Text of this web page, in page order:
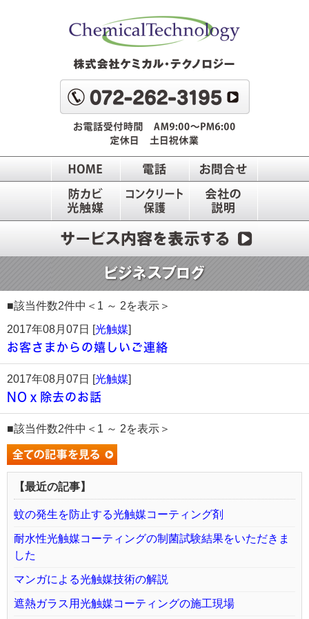
■該当件数2件中＜1 ～ 2を表示＞
2017年08月07日 [光触媒]
お客さまからの嬉しいご連絡
2017年08月07日 [光触媒]
NOｘ除去のお話
■該当件数2件中＜1 ～ 2を表示＞
【最近の記事】
蚊の発生を防止する光触媒コーティング剤
耐水性光触媒コーティングの制菌試験結果をいただきま
した
マンガによる光触媒技術の解説
遮熱ガラス用光触媒コーティングの施工現場